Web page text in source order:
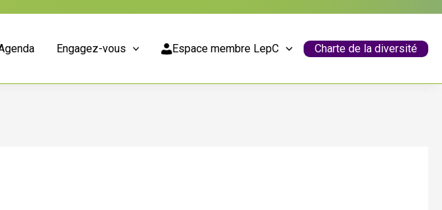
Engagez-vous Espace membre LepC Charte de la diversité